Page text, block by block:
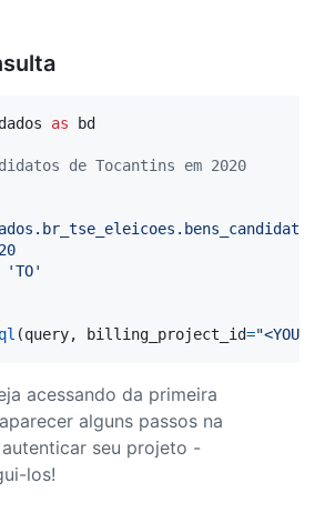
as bd
de Tocantins em 2020
'TO'
(query, billing_project_id="<YOUR-
acessando da primeira
alguns passos na
seu projeto -
los!